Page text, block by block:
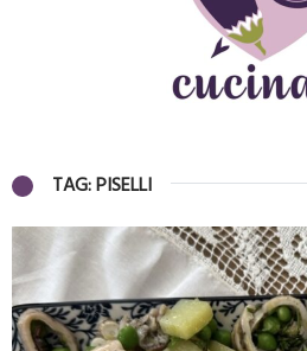
TAG: PISELLI